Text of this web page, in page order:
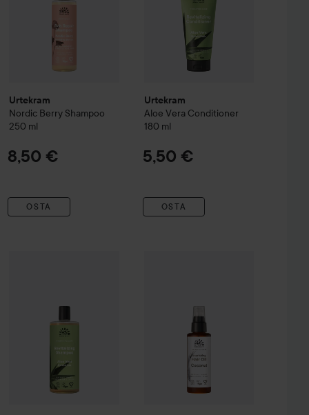
Urtekram
Nordic Berry Shampoo
250 ml
8,50 €
OSTA
Urtekram
Aloe Vera Conditioner
180 ml
5,50 €
OSTA